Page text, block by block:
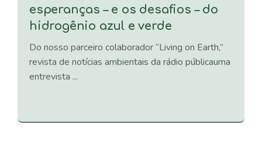
esperanças – e os desafios – do
hidrogênio azul e verde
Do nosso parceiro colaborador “Living on Earth,”
revista de notícias ambientais da rádio públicauma
entrevista ...